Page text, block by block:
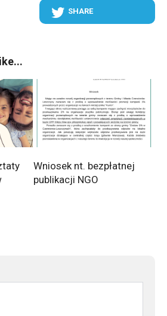
SHARE
Wniosek nt. bezpłatnej
publikacji NGO